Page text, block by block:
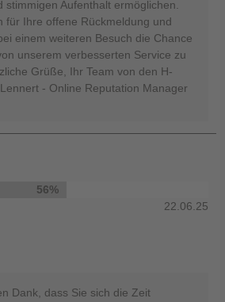
stimmigen Aufenthalt ermöglichen.
für Ihre offene Rückmeldung und
einem weiteren Besuch die Chance
unserem verbesserten Service zu
Grüße, Ihr Team von den H-
- Online Reputation Manager
56%
22.06.25
Dank, dass Sie sich die Zeit